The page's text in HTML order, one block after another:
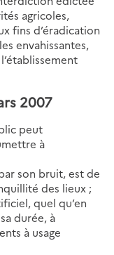
agricoles,
fins d’éradication
envahissantes,
2007
peut
à
son bruit, est de
des lieux ;
quel qu’en
durée, à
à usage